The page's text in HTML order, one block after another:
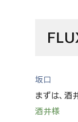
坂口
まずは、酒
酒井様